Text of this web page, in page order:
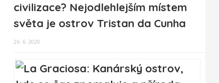
civilizace? Nejodlehlejším místem
světa je ostrov Tristan da Cunha
26. 6. 2020